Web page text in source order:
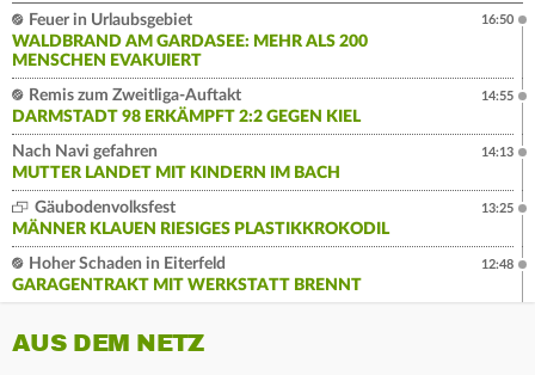
Feuer in Urlaubsgebiet
WALDBRAND AM GARDASEE: MEHR ALS 200
MENSCHEN EVAKUIERT
16:50
Remis zum Zweitliga-Auftakt
DARMSTADT 98 ERKÄMPFT 2:2 GEGEN KIEL
14:55
Nach Navi gefahren
MUTTER LANDET MIT KINDERN IM BACH
14:13
Gäubodenvolksfest
MÄNNER KLAUEN RIESIGES PLASTIKKROKODIL
13:25
Hoher Schaden in Eiterfeld
GARAGENTRAKT MIT WERKSTATT BRENNT
12:48
AUS DEM NETZ